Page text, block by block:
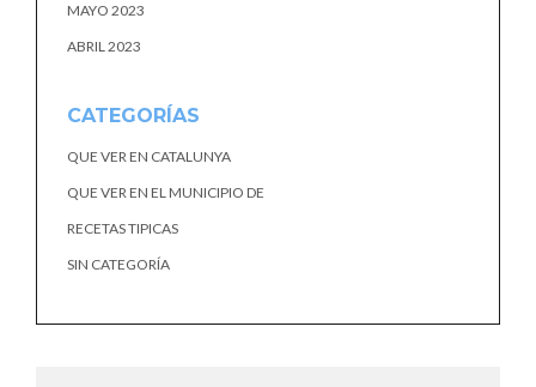
MAYO 2023
ABRIL 2023
CATEGORÍAS
QUE VER EN CATALUNYA
QUE VER EN EL MUNICIPIO DE
RECETAS TIPICAS
SIN CATEGORÍA